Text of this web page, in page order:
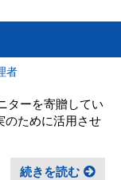
者
ターを寄贈してい
のために活用させ
続きを読む